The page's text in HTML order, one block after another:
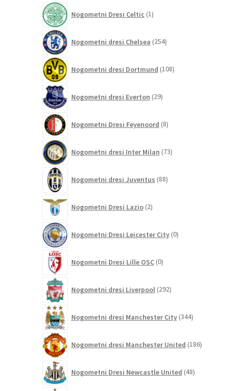
Nogometni Dresi Celtic 1izdelek
Nogometni dresi Chelsea 254izdelkov
Nogometni dresi Dortmund 108izdelkov
Nogometni dresi Everton 29izdelkov
Nogometni Dresi Feyenoord 8izdelkov
Nogometni dresi Inter Milan 73izdelkov
Nogometni dresi Juventus 88izdelkov
Nogometni Dresi Lazio 2izdelka
Nogometni Dresi Leicester City 0izdelkov
Nogometni Dresi Lille OSC 0izdelkov
Nogometni dresi Liverpool 292izdelkov
Nogometni dresi Manchester City 344izdelkov
Nogometni dresi Manchester United 186izdelkov
Nogometni Dresi Newcastle United 48izdelkov